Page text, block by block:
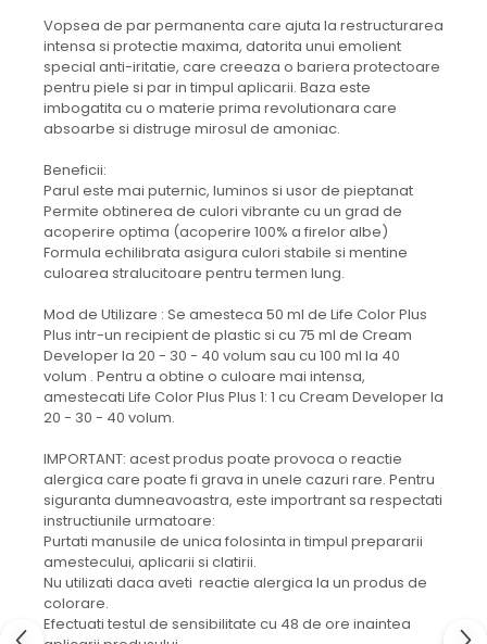
Vopsea de par permanenta care ajuta la restructurarea
intensa si protectie maxima, datorita unui emolient
special anti-iritatie, care creeaza o bariera protectoare
pentru piele si par in timpul aplicarii. Baza este
imbogatita cu o materie prima revolutionara care
absoarbe si distruge mirosul de amoniac.
Beneficii:
Parul este mai puternic, luminos si usor de pieptanat
Permite obtinerea de culori vibrante cu un grad de
acoperire optima (acoperire 100% a firelor albe)
Formula echilibrata asigura culori stabile si mentine
culoarea stralucitoare pentru termen lung.
Mod de Utilizare : Se amesteca 50 ml de Life Color Plus
Plus intr-un recipient de plastic si cu 75 ml de Cream
Developer la 20 - 30 - 40 volum sau cu 100 ml la 40
volum . Pentru a obtine o culoare mai intensa,
amestecati Life Color Plus Plus 1: 1 cu Cream Developer la
20 - 30 - 40 volum.
IMPORTANT: acest produs poate provoca o reactie
alergica care poate fi grava in unele cazuri rare. Pentru
siguranta dumneavoastra, este importrant sa respectati
instructiunile urmatoare:
Purtati manusile de unica folosinta in timpul prepararii
amestecului, aplicarii si clatirii.
Nu utilizati daca aveti reactie alergica la un produs de
colorare.
Efectuati testul de sensibilitate cu 48 de ore inaintea